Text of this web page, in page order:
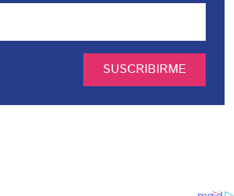
SUSCRIBIRME